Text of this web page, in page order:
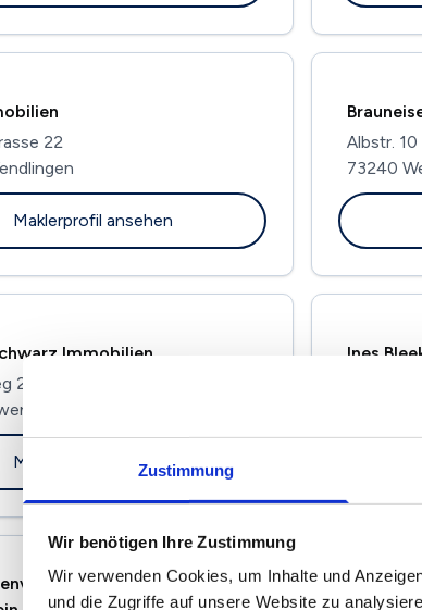
Zustimmung
Wir benötigen Ihre Zustimmung
Wir verwenden Cookies, um Inhalte und
und die Zugriffe auf unsere Website zu
22
Maklerprofil ansehen
Albstr. 10
73240
Immobilien
23/2
Maklerprofil ansehen
Ines
Simon Schade &